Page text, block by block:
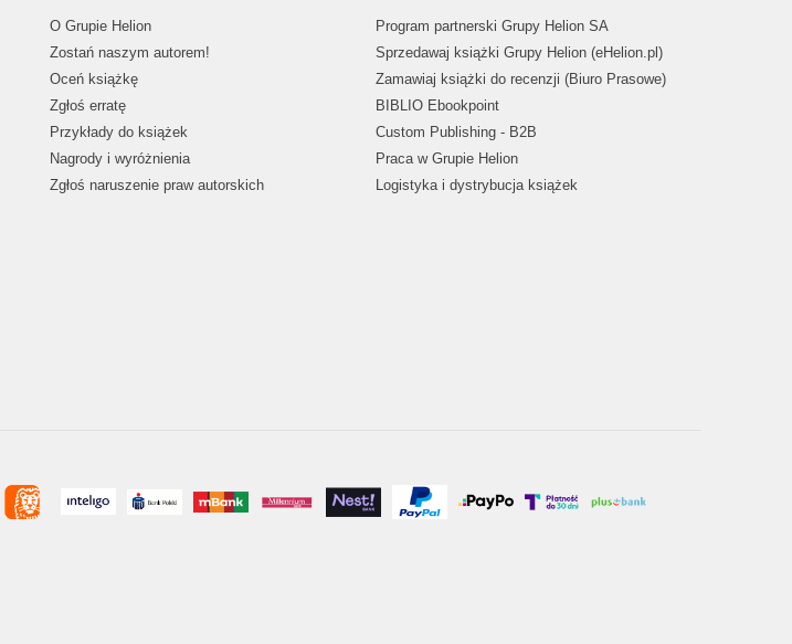
O Grupie Helion
Zostań naszym autorem!
Oceń książkę
Zgłoś erratę
Przykłady do książek
Nagrody i wyróżnienia
Zgłoś naruszenie praw autorskich
Program partnerski Grupy Helion SA
Sprzedawaj książki Grupy Helion (eHelion.pl)
Zamawiaj książki do recenzji (Biuro Prasowe)
BIBLIO Ebookpoint
Custom Publishing - B2B
Praca w Grupie Helion
Logistyka i dystrybucja książek